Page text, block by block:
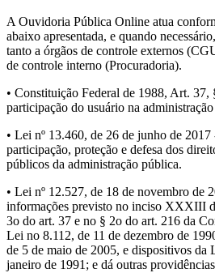
A Ouvidoria Pública Online atua
abaixo apresentada, e quando
tanto a órgãos de controle externos
de controle interno (Procuradoria).
• Constituição Federal de 1988, Art. 37,
participação do usuário na
• Lei nº 13.460, de 26 de junho de
participação, proteção e defesa dos
públicos da administração pública.
• Lei nº 12.527, de 18 de novembro de
informações previsto no inciso XXXIII
3o do art. 37 e no § 2o do art. 216 da
Lei no 8.112, de 11 de dezembro de
de 5 de maio de 2005, e dispositivos da
janeiro de 1991; e dá outras